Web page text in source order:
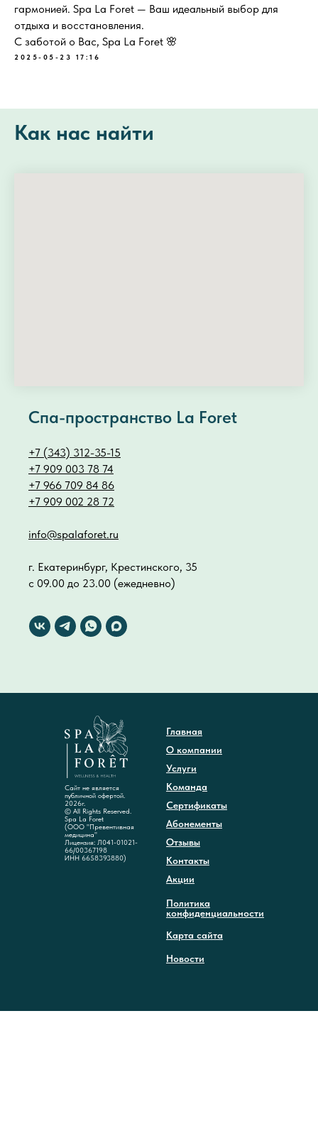
гармонией. Spa La Foret — Ваш идеальный выбор для
отдыха и восстановления.
С заботой о Вас, Spa La Foret 🌸
2025-05-23 17:16
Как нас найти
Спа-пространство La Foret
+7 (343) 312-35-15
+7 909 003 78 74
+7 966 709 84 86
+7 909 002 28 72
info@spalaforet.ru
г. Екатеринбург, Крестинского, 35
с 09.00 до 23.00 (ежедневно)
Сайт не является
публичной офертой.
2026г.
© All Rights Reserved.
Spa La Foret
(ООО "Превентивная
медицина"
Лицензия: Л041-01021-
66/00367198
ИНН 6658393880)
Главная
О компании
Услуги
Команда
Сертификаты
Абонементы
Отзывы
Контакты
Политика
конфиденциальности
Акции
Карта сайта
Новости